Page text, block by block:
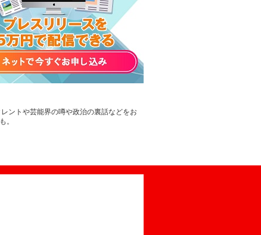
ントや芸能界の噂や政治の裏話などをお
。